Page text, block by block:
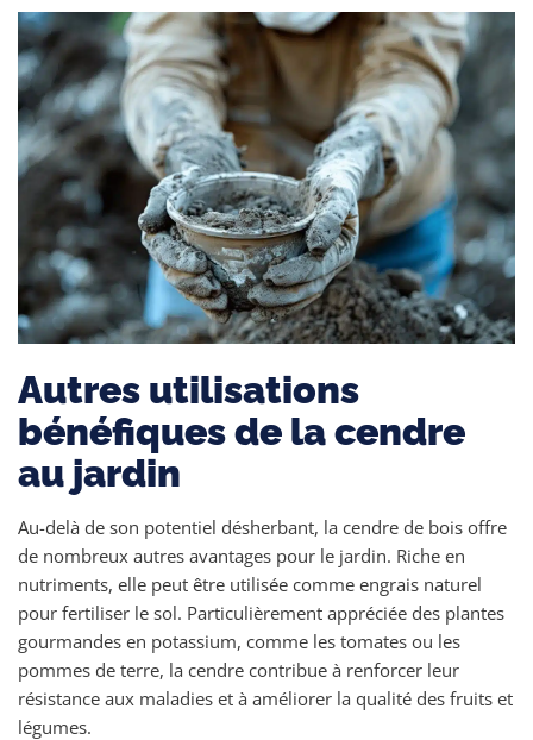
Autres utilisations
bénéfiques de la cendre
au jardin
Au-delà de son potentiel désherbant, la cendre de bois offre
de nombreux autres avantages pour le jardin. Riche en
nutriments, elle peut être utilisée comme engrais naturel
pour fertiliser le sol. Particulièrement appréciée des plantes
gourmandes en potassium, comme les tomates ou les
pommes de terre, la cendre contribue à renforcer leur
résistance aux maladies et à améliorer la qualité des fruits et
légumes.